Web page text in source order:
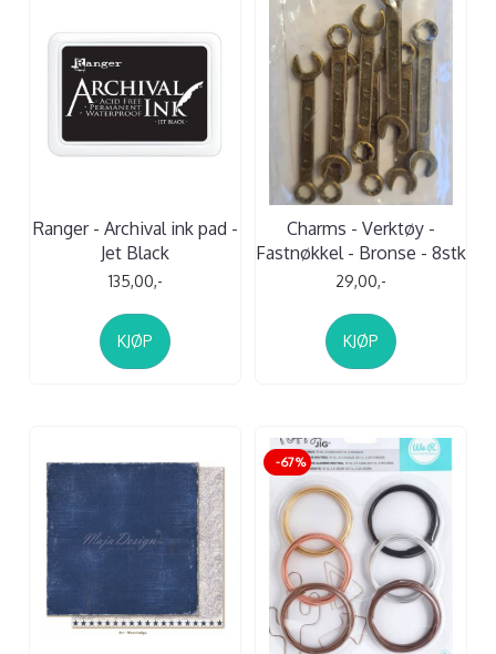
Ranger - Archival ink pad -
Jet Black
135,00,-
KJØP
Charms - Verktøy -
Fastnøkkel - Bronse - 8stk
29,00,-
KJØP
-67%